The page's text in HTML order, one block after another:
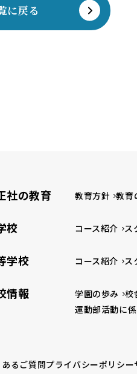
に戻る
社の教育 教育方針 教育
校 コース紹介 ス
学校 コース紹介 ス
情報 学園の歩み 校
運動部活動に
るご質問プライバシーポリシー